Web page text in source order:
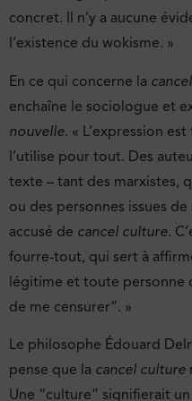
concret. Il n’y a aucune
l’existence du wokisme. »
En ce qui concerne la
enchaîne le sociologue et
nouvelle. « L’expression
l’utilise pour tout. Des
texte – tant des marxistes,
ou des personnes issues
accusé de cancel culture.
fourre-tout, qui sert à
légitime et toute personne
de me censurer”. »
Le philosophe Édouard
pense que la cancel culture
Une “culture” signifierait